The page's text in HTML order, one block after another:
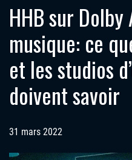
HHB sur
musique: ce
et les studios
doivent savoir
31 mars 2022